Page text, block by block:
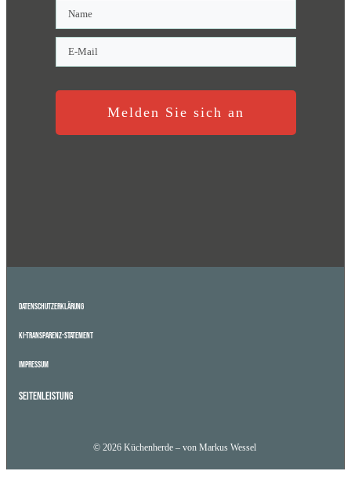
Melden Sie sich an
Datenschutzerklärung
KI-Transparenz-Statement
Impressum
Seitenleistung
© 2026 Küchenherde – von Markus Wessel